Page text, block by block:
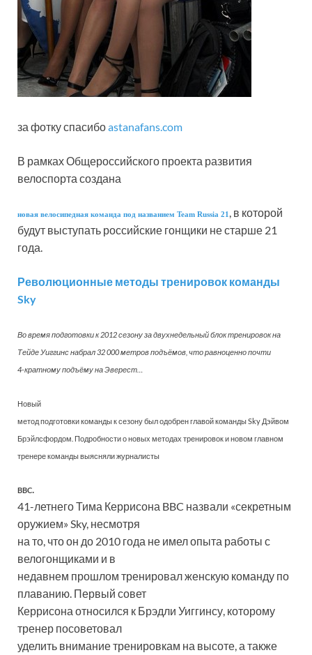
за фотку спасибоastanafans.com
В рамках Общероссийского проекта развития
велоспорта создана
новая велосипедная команда под названием Team Russia 21 , в которой
будут выступать российские гонщики не старше 21
года.
Революционные методы тренировок команды
Sky
Во время подготовки к 2012 сезону за двухнедельный блок тренировок на
Тейде Уиггинс набрал 32 000 метров подъёмов, что равноценно почти
4-кратному подъёму на Эверест…
Новый
метод подготовки команды к сезону был одобрен главой команды Sky Дэйвом
Брэйлсфордом. Подробности о новых методах тренировок и новом главном
тренере команды выясняли журналисты
BBC.
41-летнего Тима Керрисона BBC назвали «секретным
оружием» Sky, несмотря
на то, что он до 2010 года не имел опыта работы с
велогонщиками и в
недавнем прошлом тренировал женскую команду по
плаванию. Первый совет
Керрисона относился к Брэдли Уиггинсу, которому
тренер посоветовал
уделить внимание тренировкам на высоте, а также